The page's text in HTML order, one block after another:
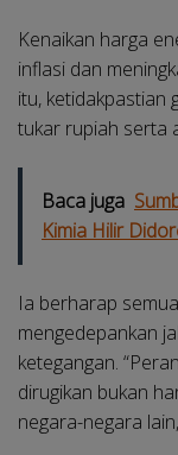
Kenaikan harga
inflasi dan
itu, ketidakpastian
tukar rupiah serta
Baca juga
Kimia Hilir
Ia berharap
mengedepankan
ketegangan.
dirugikan bukan
negara-negara